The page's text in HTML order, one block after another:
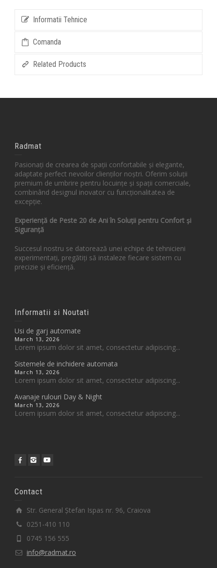
Informatii Tehnice
Comanda
Related Products
Radmat
Pasionați de crearea de spații confortabile și elegante,
adaptate perfect nevoilor clienților noștri. Oferim soluții
premium de umbrire pentru locuințe și spații comerciale,
combinând designul inovator cu funcționalitatea de
excepție.
Experiență de Peste 20 de Ani în Soluții pentru Confort și
Siguranță
Succesul nostru se datorează unei echipe de tehnicieni
experimentați, pregătiți să instaleze fiecare sistem cu
precizie și eficiență.
Informatii si Noutati
Usi de garj automate
March 13, 2026
Lorem ipsum dolor sit amet, consectetur adipiscing...
Sistemele de inchidere automata
March 13, 2026
Lorem ipsum dolor sit amet, consectetur adipiscing...
Avanaje rulouri Day & Night
March 13, 2026
Lorem ipsum dolor sit amet, consectetur adipiscing...
Contact
Str. General Ștefan Ispas nr. 96, Craiova
0251-410 110
0745 156 555
info@radmat.ro